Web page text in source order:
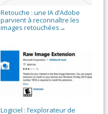
Retouche : une IA d’Adobe
parvient à reconnaître les
images retouchées →
Logiciel : l’explorateur de